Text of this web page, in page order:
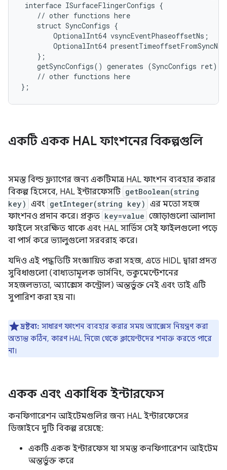
interface ISurfaceFlingerConfigs {
    // other functions here
    struct SyncConfigs {
        OptionalInt64 vsyncEventPhaseoffsetNs;
        OptionalInt64 presentTimeoffsetFromSyncNs;
    };
    getSyncConfigs() generates (SyncConfigs ret);
    // other functions here
একটি একক HAL ফাংশনের বিকল্পগুলি
সমস্ত বিল্ড ফ্ল্যাগের জন্য একটিমাত্র HAL ফাংশন ব্যবহার করার
বিকল্প হিসেবে, HAL ইন্টারফেসটি getBoolean(string
key) এবং getInteger(string key) এর মতো সহজ
ফাংশনও প্রদান করে। প্রকৃত key=value জোড়াগুলো আলাদা
ফাইলে সংরক্ষিত থাকে এবং HAL সার্ভিস সেই ফাইলগুলো পড়ে
বা পার্স করে ভ্যালুগুলো সরবরাহ করে।
যদিও এই পদ্ধতিটি সংজ্ঞায়িত করা সহজ, এতে HIDL দ্বারা প্রদত্ত
সুবিধাগুলো (বাধ্যতামূলক ভার্সনিং, ডকুমেন্টেশনের
সহজলভ্যতা, অ্যাক্সেস কন্ট্রোল) অন্তর্ভুক্ত নেই এবং তাই এটি
সুপারিশ করা হয় না।
দ্রষ্টব্য: সাধারণ ফাংশন ব্যবহার করার সময় অ্যাক্সেস নিয়ন্ত্রণ করা
অত্যন্ত কঠিন, কারণ HAL নিজে থেকে ক্লায়েন্টদের শনাক্ত করতে পারে
না।
একক এবং একাধিক ইন্টারফেস
কনফিগারেশন আইটেমগুলির জন্য HAL ইন্টারফেসের
ডিজাইনে দুটি বিকল্প রয়েছে:
একটি একক ইন্টারফেস যা সমস্ত কনফিগারেশন আইটেম
অন্তর্ভুক্ত করে